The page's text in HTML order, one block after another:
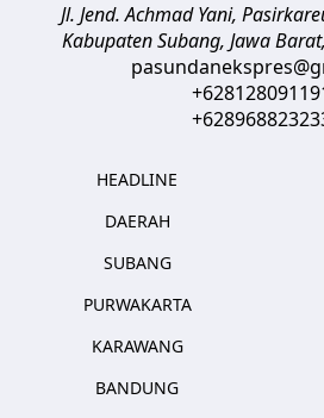
Jl. Jend. Achmad Yani,
Kabupaten Subang, Jawa Barat
HEADLINE
DAERAH
SUBANG
PURWAKARTA
KARAWANG
BANDUNG